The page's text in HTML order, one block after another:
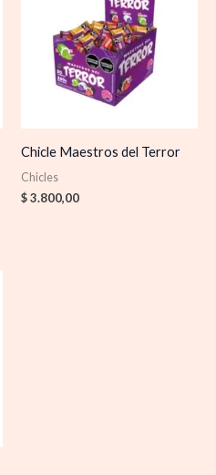
Chicle Maestros del Terror
Chicles
$3.800,00